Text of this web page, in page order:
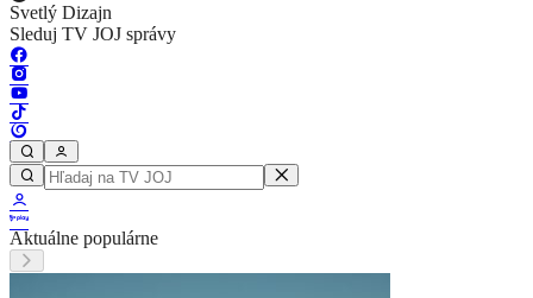
Svetlý Dizajn
Sleduj TV JOJ správy
Aktuálne populárne